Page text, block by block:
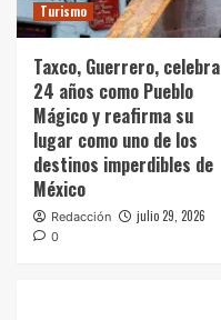
Turismo
Taxco, Guerrero, celebra
24 años como Pueblo
Mágico y reafirma su
lugar como uno de los
destinos imperdibles de
México
Redacción julio 29, 2026
0